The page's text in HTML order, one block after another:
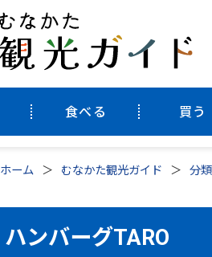
食べる 買う
ホーム むなかた観光ガイド 分
ハンバーグTARO